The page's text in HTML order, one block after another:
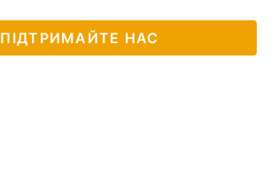
ПІДТРИМАЙТЕ НАС